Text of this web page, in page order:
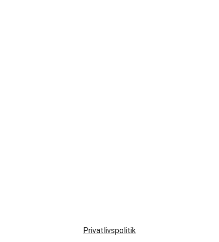
Privatlivspolitik